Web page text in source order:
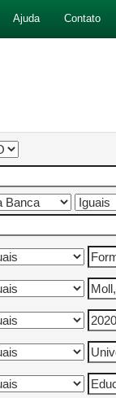
Ajuda Contato